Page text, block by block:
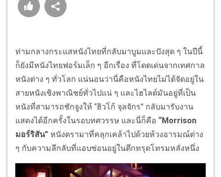
ท่ามกลางกระแสหนังไทยที่กลับมาบูมและปังสุด ๆ ในปีนี้
ก็ยังมีหนังไทยฟอร์มเล็ก ๆ อีกเรื่อง ที่โดดเด่นจากเทศกาล
หนังต่าง ๆ ทั่วโลก แน่นอนว่านี่คือหนังไทยไม่ได้จัดอยู่ใน
สายหนังเชิงพาณิชย์ทั่วไปแน่ ๆ และไฮไลต์มันอยู่ที่เป็น
หนังที่สามารถชักจูงให้ “ฮิวโก้ จุลจักร” กลับมารับงาน
แสดงได้อีกครั้งในรอบทศวรรษ และนี่ก็คือ “Morrison
มอร์ริสัน” หนังดรามาที่คลุกเคล้าไปด้วยห้วงอารมณ์ต่าง
ๆ กับความลึกลับที่แอบซ่อนอยู่ในตึกทรุดโทรมหลังหนึ่ง